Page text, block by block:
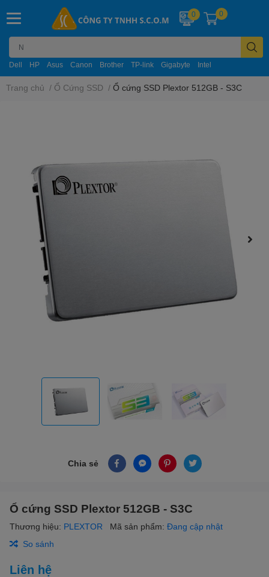
Dell HP Asus Canon Brother TP-link Gigabyte Intel
0 0
Trang chủ / Ổ Cứng SSD / Ổ cứng SSD Plextor 512GB - S3C
Chia sẻ
Ổ cứng SSD Plextor 512GB - S3C
Thương hiệu: PLEXTOR Mã sản phẩm: Đang cập nhật
So sánh
Liên hệ